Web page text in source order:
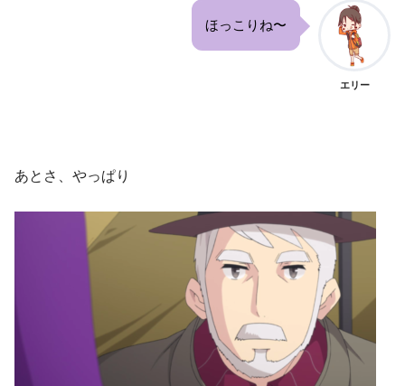
ほっこりね〜
エリー
あとさ、やっぱり